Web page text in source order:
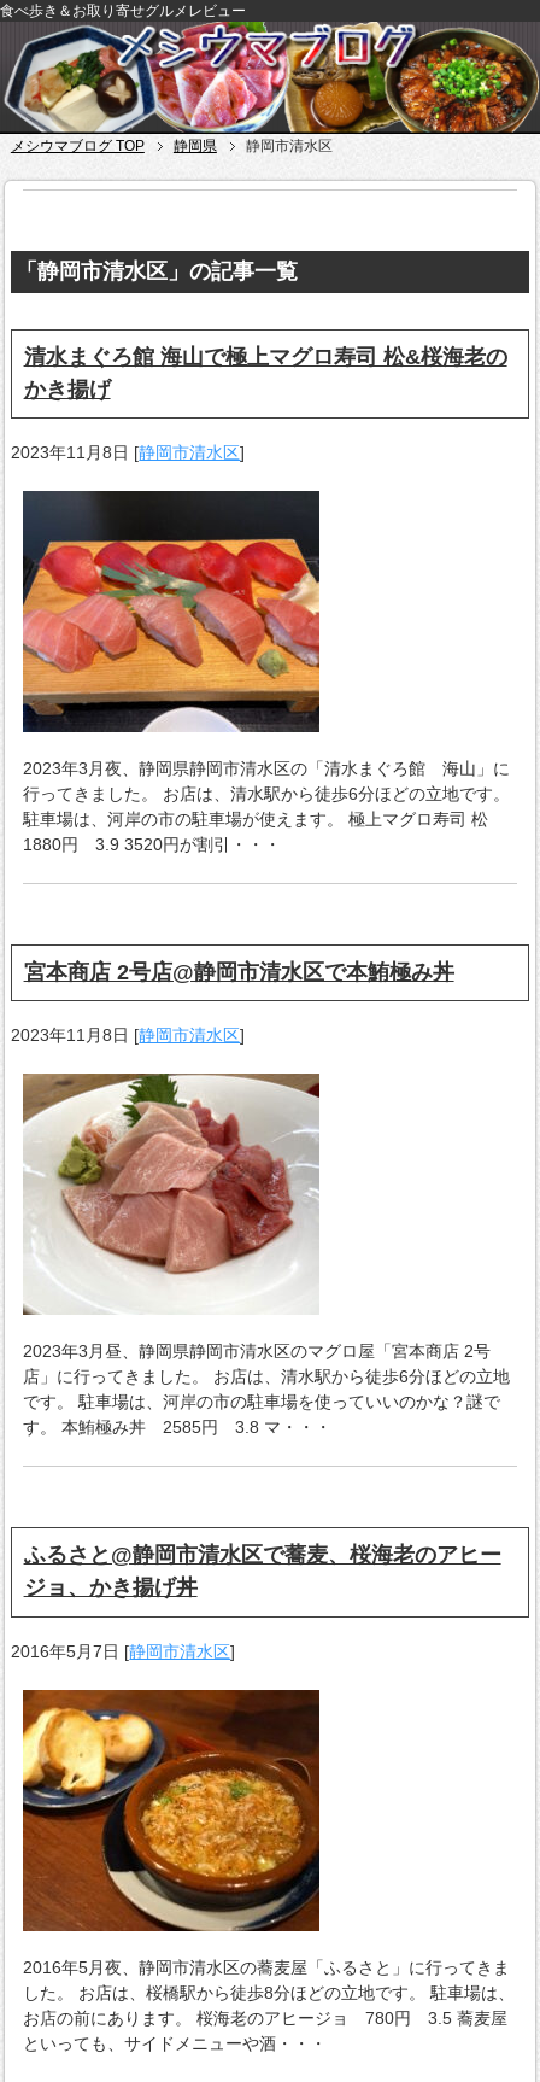
食べ歩き＆お取り寄せグルメレビュー
メシウマブログ TOP 静岡県 静岡市清水区
「静岡市清水区」の記事一覧
清水まぐろ館 海山で極上マグロ寿司 松&桜海老の
かき揚げ
2023年11月8日 [静岡市清水区]
2023年3月夜、静岡県静岡市清水区の「清水まぐろ館 海山」に
行ってきました。 お店は、清水駅から徒歩6分ほどの立地です。
駐車場は、河岸の市の駐車場が使えます。 極上マグロ寿司 松
1880円 3.9 3520円が割引・・・
宮本商店 2号店@静岡市清水区で本鮪極み丼
2023年11月8日 [静岡市清水区]
2023年3月昼、静岡県静岡市清水区のマグロ屋「宮本商店 2号
店」に行ってきました。 お店は、清水駅から徒歩6分ほどの立地
です。 駐車場は、河岸の市の駐車場を使っていいのかな？謎で
す。 本鮪極み丼 2585円 3.8 マ・・・
ふるさと@静岡市清水区で蕎麦、桜海老のアヒー
ジョ、かき揚げ丼
2016年5月7日 [静岡市清水区]
2016年5月夜、静岡市清水区の蕎麦屋「ふるさと」に行ってきま
した。 お店は、桜橋駅から徒歩8分ほどの立地です。 駐車場は、
お店の前にあります。 桜海老のアヒージョ 780円 3.5 蕎麦屋
といっても、サイドメニューや酒・・・